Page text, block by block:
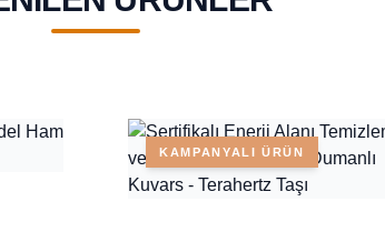
KAMPANYALI ÜRÜN